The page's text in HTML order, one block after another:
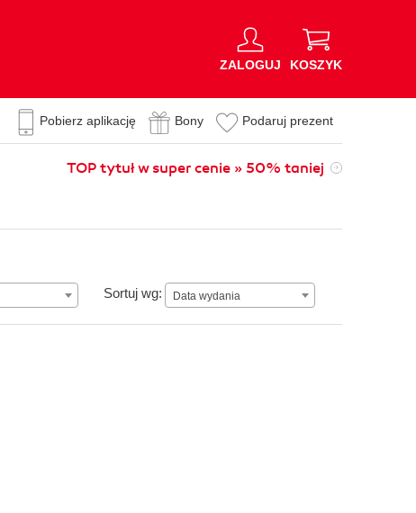
ZALOGUJ KOSZYK
Pobierz aplikację Bony Podaruj prezent
TOP tytuł w super cenie » 50% taniej
Sortuj wg: Data wydania
Data wydania